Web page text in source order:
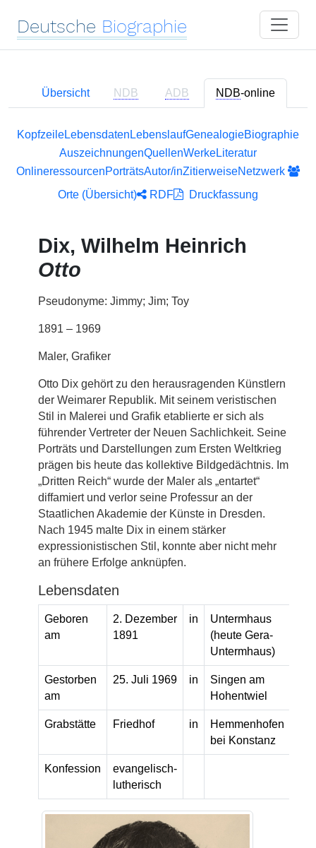
Deutsche Biographie
Übersicht NDB ADB NDB-online
KopfzeileLebensdaten LebenslaufGenealogieBiographie
AuszeichnungenQuellenWerkeLiteratur
OnlineressourcenPorträtsAutor/inZitierweiseNetzwerk
Orte (Übersicht)
RDF Druckfassung
Dix, Wilhelm Heinrich
Otto
Pseudonyme: Jimmy; Jim; Toy
1891 – 1969
Maler, Grafiker
Otto Dix gehört zu den herausragenden Künstlern
der Weimarer Republik. Mit seinem veristischen
Stil in Malerei und Grafik etablierte er sich als
führender Vertreter der Neuen Sachlichkeit. Seine
Porträts und Darstellungen zum Ersten Weltkrieg
prägen bis heute das kollektive Bildgedächtnis. Im
„Dritten Reich“ wurde der Maler als „entartet“
diffamiert und verlor seine Professur an der
Staatlichen Akademie der Künste in Dresden.
Nach 1945 malte Dix in einem stärker
expressionistischen Stil, konnte aber nicht mehr
an frühere Erfolge anknüpfen.
Lebensdaten
Geboren
am
2. Dezember
1891
in
Untermhaus
(heute Gera-
Untermhaus)
Gestorben
am
25. Juli 1969 in
Singen am
Hohentwiel
Grabstätte Friedhof in
Hemmenhofen
bei Konstanz
Konfession
evangelisch-
lutherisch